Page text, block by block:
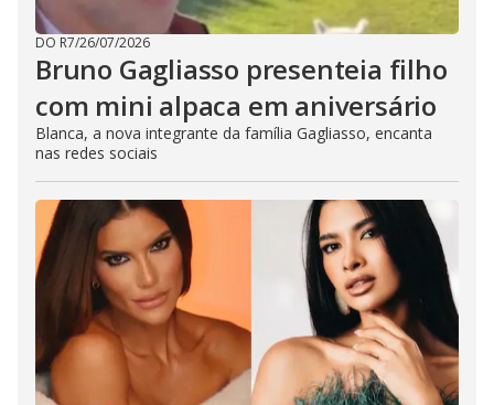
DO R7/26/07/2026
Bruno Gagliasso presenteia filho
com mini alpaca em aniversário
Blanca, a nova integrante da família Gagliasso, encanta
nas redes sociais